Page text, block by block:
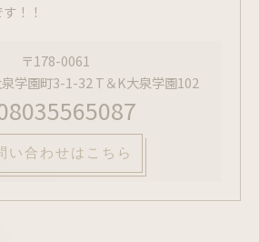
！！
〒178-0061
学園町3-1-32 T＆K大泉学園102
い合わせはこちら